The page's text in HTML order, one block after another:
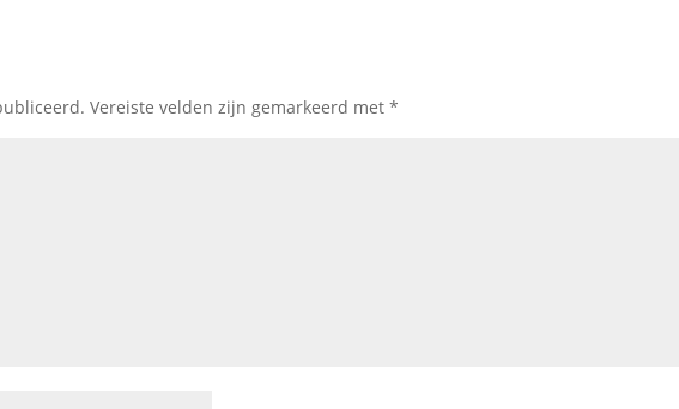
Vereiste velden zijn gemarkeerd met*